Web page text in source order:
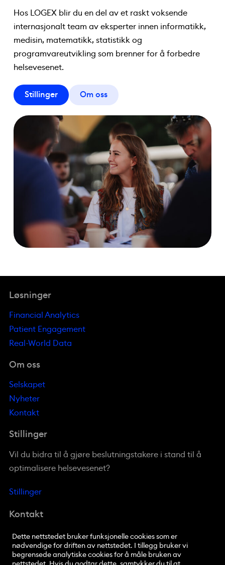
Hos LOGEX blir du en del av et raskt voksende
internasjonalt team av eksperter innen informatikk,
medisin, matematikk, statistikk og
programvareutvikling som brenner for å forbedre
helsevesenet.
Stillinger Om oss
Løsninger
Financial Analytics
Patient Engagement
Real-World Data
Om oss
Selskapet
Nyheter
Kontakt
Stillinger
Vil du bidra til å gjøre beslutningstakere i stand til å
optimalisere helsevesenet?
Stillinger
Kontakt
Sandakerveien 138
NO-0484 Oslo
Dette nettstedet bruker funksjonelle cookies som er
nødvendige for driften av nettstedet. I tillegg bruker vi
begrensede analytiske cookies for å måle bruken av